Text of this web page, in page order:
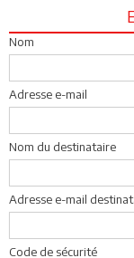
Nom
Adresse e-mail
Nom du destinataire
Adresse e-mail
Code de sécurité